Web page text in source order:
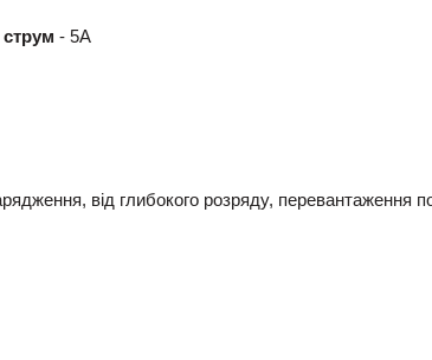
- 5А
від глибокого розряду, перевантаження